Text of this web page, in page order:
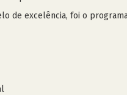
de excelência, foi o